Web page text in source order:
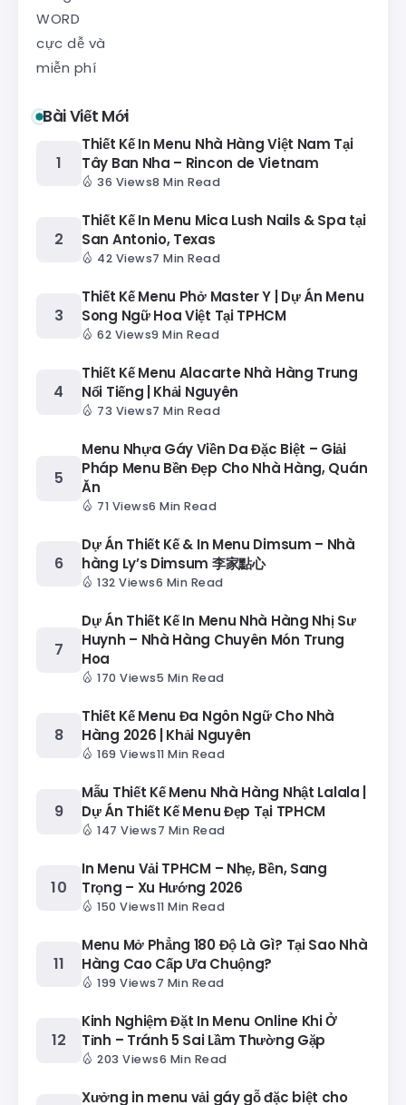
Bài Viết Mới
Thiết Kế In Menu Nhà Hàng Việt Nam Tại
Tây Ban Nha – Rincon de Vietnam
36 Views8 Min Read
Thiết Kế In Menu Mica Lush Nails & Spa tại
San Antonio, Texas
42 Views7 Min Read
Thiết Kế Menu Phở Master Y | Dự Án Menu
Song Ngữ Hoa Việt Tại TPHCM
62 Views9 Min Read
Thiết Kế Menu Alacarte Nhà Hàng Trung
Nổi Tiếng | Khải Nguyên
73 Views7 Min Read
Menu Nhựa Gáy Viền Da Đặc Biệt – Giải
Pháp Menu Bền Đẹp Cho Nhà Hàng, Quán
Ăn
71 Views6 Min Read
Dự Án Thiết Kế & In Menu Dimsum – Nhà
hàng Ly’s Dimsum 李家點心
132 Views6 Min Read
Dự Án Thiết Kế In Menu Nhà Hàng Nhị Sư
Huynh – Nhà Hàng Chuyên Món Trung
Hoa
170 Views5 Min Read
Thiết Kế Menu Đa Ngôn Ngữ Cho Nhà
Hàng 2026 | Khải Nguyên
169 Views11 Min Read
Mẫu Thiết Kế Menu Nhà Hàng Nhật Lalala |
Dự Án Thiết Kế Menu Đẹp Tại TPHCM
147 Views7 Min Read
In Menu Vải TPHCM – Nhẹ, Bền, Sang
Trọng – Xu Hướng 2026
150 Views11 Min Read
Menu Mở Phẳng 180 Độ Là Gì? Tại Sao Nhà
Hàng Cao Cấp Ưa Chuộng?
199 Views7 Min Read
Kinh Nghiệm Đặt In Menu Online Khi Ở
Tỉnh – Tránh 5 Sai Lầm Thường Gặp
203 Views6 Min Read
Xưởng in menu vải gáy gỗ đặc biệt cho